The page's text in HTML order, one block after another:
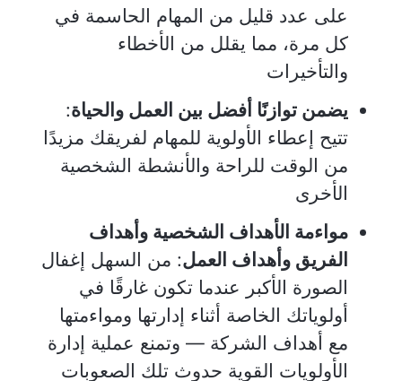
على عدد قليل من المهام الحاسمة في
كل مرة، مما يقلل من الأخطاء
والتأخيرات
يضمن توازنًا أفضل بين العمل والحياة:
تتيح إعطاء الأولوية للمهام لفريقك مزيدًا
من الوقت للراحة والأنشطة الشخصية
الأخرى
مواءمة الأهداف الشخصية وأهداف
الفريق وأهداف العمل: من السهل إغفال
الصورة الأكبر عندما تكون غارقًا في
أولوياتك الخاصة أثناء إدارتها ومواءمتها
مع أهداف الشركة — وتمنع عملية إدارة
الأولويات القوية حدوث تلك الصعوبات